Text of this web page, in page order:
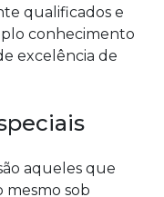
qualificados e
conhecimento
excelência de
aqueles que
sob